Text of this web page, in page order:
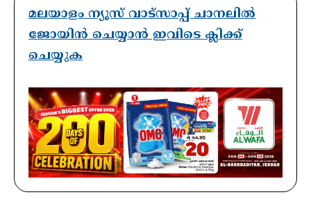
മലയാളം ന്യൂസ് വാട്സാപ്പ് ചാനലിൽ
ജോയിൻ ചെയ്യാൻ ഇവിടെ ക്ലിക്ക്
ചെയ്യുക